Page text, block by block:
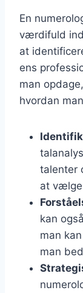
En
værdifuld
at
ens
man
hvordan
talenter
at vælge
kan
man
man